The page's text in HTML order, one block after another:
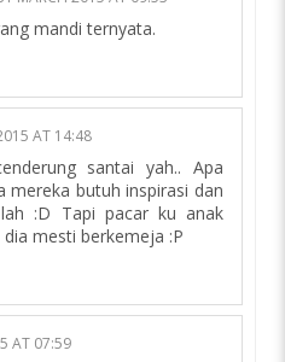
mandi ternyata.
AT 14:48
santai yah.. Apa
mereka butuh inspirasi dan
:D Tapi pacar ku anak
dia mesti berkemeja :P
AT 07:59